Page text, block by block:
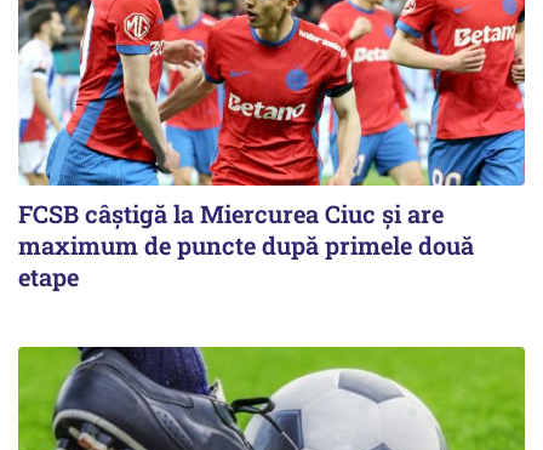
FCSB câştigă la Miercurea Ciuc şi are
maximum de puncte după primele două
etape